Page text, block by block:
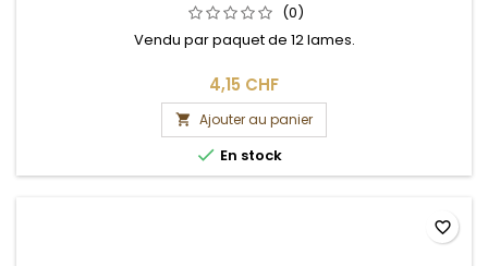
(0)
Vendu par paquet de 12 lames.
4,15 CHF
 Ajouter au panier
 En stock
favorite_border